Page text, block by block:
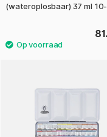
(wateroplosbaar) 37 ml